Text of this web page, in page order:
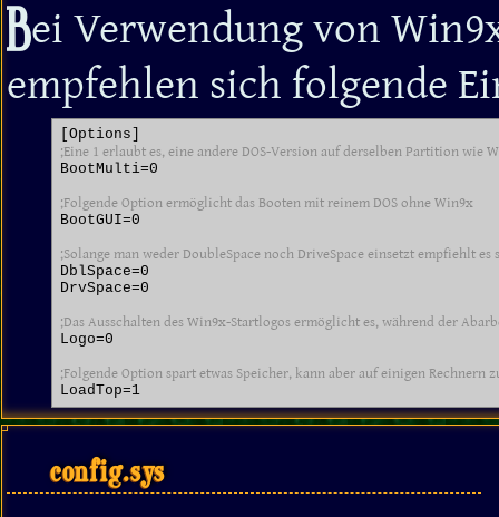
Bei Verwendung von
empfehlen sich folgende
;Eine 1 erlaubt es, eine andere DOS-Version auf derselben Partition wie
BootMulti=0
;Folgende Option ermöglicht das Booten mit reinem DOS ohne Win9x
BootGUI=0
;Solange man weder DoubleSpace noch DriveSpace einsetzt empfiehlt
DblSpace=0
DrvSpace=0
;Das Ausschalten des Win9x-Startlogos ermöglicht es, während der
Logo=0
;Folgende Option spart etwas Speicher, kann aber auf einigen Rechnern
LoadTop=1
config.sys